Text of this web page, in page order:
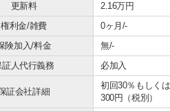
更新料
2.16万円
権利金/雑費
0ヶ月/-
険加入/料金
無/-
証人代行義務
必加入
証会社詳細
初回30％もしく
300円（税別）